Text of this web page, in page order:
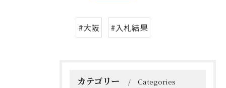
#大阪 #入札結果
カテゴリー Categories